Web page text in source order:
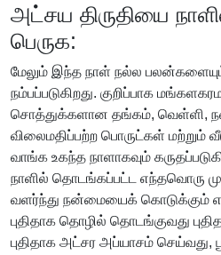
அட்சய திருதியை
பெருக:
மேலும் இந்த நாள் நல்ல
நம்பப்படுகிறது. குறிப்பாக
சொத்துக்களான தங்கம், வெள்ளி,
விலைமதிப்பற்ற பொருட்கள்
வாங்க உகந்த நாளாகவும்
நாளில் தொடங்கப்பட்ட எந்தவொரு
வளர்ந்து நன்மையைக் கொடுக்கும்
புதிதாக தொழில் தொடங்குவது
புதிதாக அட்சர அப்யாசம் செய்வது,